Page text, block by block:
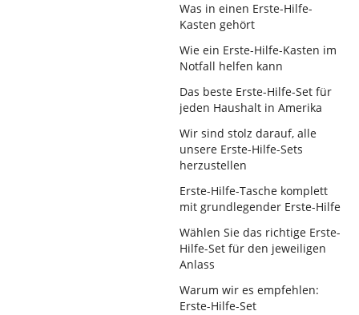
Was in einen Erste-Hilfe-
Kasten gehört
Wie ein Erste-Hilfe-Kasten im
Notfall helfen kann
Das beste Erste-Hilfe-Set für
jeden Haushalt in Amerika
Wir sind stolz darauf, alle
unsere Erste-Hilfe-Sets
herzustellen
Erste-Hilfe-Tasche komplett
mit grundlegender Erste-Hilfe
Wählen Sie das richtige Erste-
Hilfe-Set für den jeweiligen
Anlass
Warum wir es empfehlen:
Erste-Hilfe-Set